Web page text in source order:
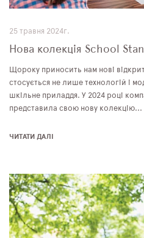
25 травня 2024г.
Нова колекція School
Щороку приносить нам нові
стосується не лише технологій і
шкільне приладдя. У 2024 році
представила свою нову колекцію...
ЧИТАТИ ДАЛІ